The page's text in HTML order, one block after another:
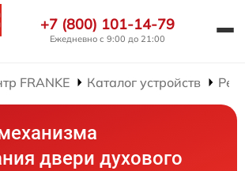
+7 (800) 101-14-79
Ежедневно с 9:00 до 21:00
FRANKE Каталог устройств
двери духового